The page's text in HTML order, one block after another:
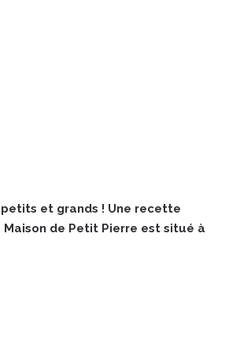
et grands ! Une recette
de Petit Pierre est situé à